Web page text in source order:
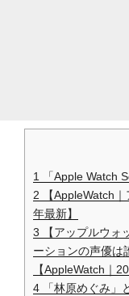
1
「Apple Watch
2 【AppleWatch
年最新】
3 【アップルウォ
ーションの声優は
【AppleWatch｜
4 「林原めぐみ」